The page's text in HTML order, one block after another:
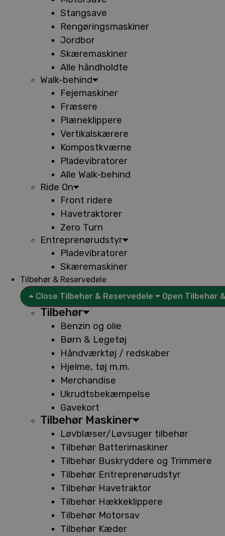
Stangsave
Rengøringsmaskiner
Jordbor
Skæremaskiner
Alle håndholdte
Walk-behind
Fejemaskiner
Fræsere
Plæneklippere
Vertikalskærere
Kompostkværne
Pladevibratorer
Alle Walk-behind
Ride On
Front ridere
Havetraktorer
Zero Turn
Entreprenørudstyr
Pladevibratorer
Skæremaskiner
Tilbehør & Reservedele
Close Tilbehør & Reservedele
Open Tilbehør
Tilbehør
Benzin og olie
Børn & Legetøj
Håndværktøj / redskaber
Hjelme, tøj m.m.
Merchandise
Ukrudtsbekæmpelse
Gavekort
Tilbehør Maskiner
Løvblæser/Løvsuger tilbehør
Tilbehør Batterimaskiner
Tilbehør Buskryddere og Trimmere
Tilbehør Entreprenørudstyr
Tilbehør Havetraktor
Tilbehør Hækkeklippere
Tilbehør Motorsav
Tilbehør Kæder